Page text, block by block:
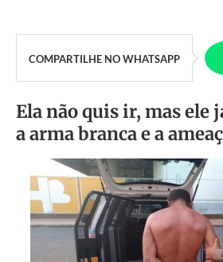
COMPARTILHE NO WHATSAPP
Ela não quis ir, mas ele
a arma branca e a